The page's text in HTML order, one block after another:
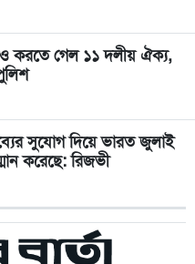
করতে গেল ১১ দলীয় ঐক্য,
সুযোগ দিয়ে ভারত জুলাই
করেছে: রিজভী